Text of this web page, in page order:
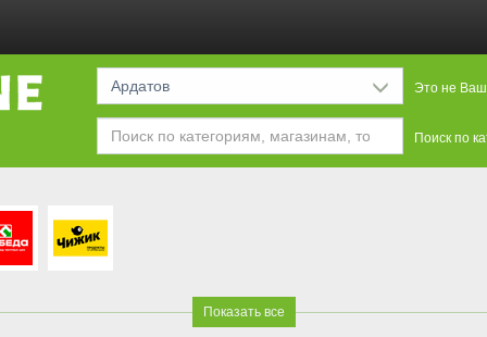
Ардатов Это не Ваш
Поиск по
Показать все